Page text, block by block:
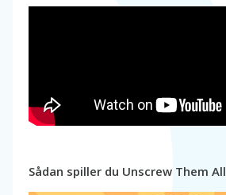
Sådan spiller du Unscrew Them All